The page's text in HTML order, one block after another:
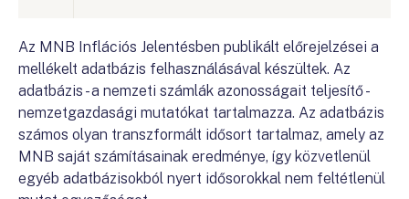
Az MNB Inflációs Jelentésben publikált előrejelzései a
mellékelt adatbázis felhasználásával készültek. Az
adatbázis - a nemzeti számlák azonosságait teljesítő -
nemzetgazdasági mutatókat tartalmazza. Az adatbázis
számos olyan transzformált idősort tartalmaz, amely az
MNB saját számításainak eredménye, így közvetlenül
egyéb adatbázisokból nyert idősorokkal nem feltétlenül